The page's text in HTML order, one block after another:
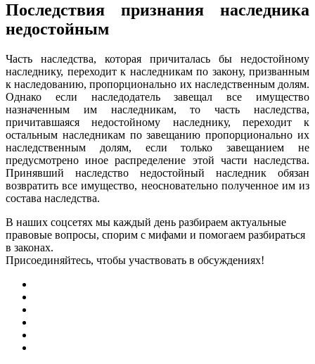
Последствия признания наследника
недостойным
Часть наследства, которая причиталась бы недостойному
наследнику, переходит к наследникам по закону, призванным
к наследованию, пропорционально их наследственным долям.
Однако если наследодатель завещал все имущество
назначенным им наследникам, то часть наследства,
причитавшаяся недостойному наследнику, переходит к
остальным наследникам по завещанию пропорционально их
наследственным долям, если только завещанием не
предусмотрено иное распределение этой части наследства.
Принявший наследство недостойный наследник обязан
возвратить все имущество, неосновательно полученное им из
состава наследства.
В наших соцсетях мы каждый день разбираем актуальные
правовые вопросы, спорим с мифами и помогаем разбираться
в законах.
Присоединяйтесь, чтобы участвовать в обсуждениях!